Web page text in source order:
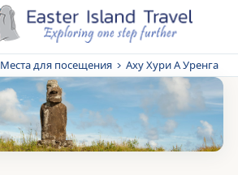
Места для посещения > Аху Хури А Уренга